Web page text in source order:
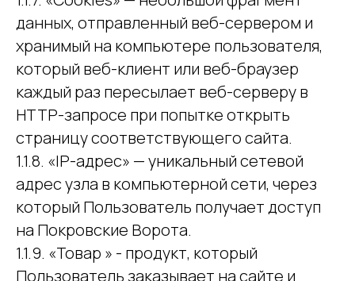
данных, отправленный веб-сервером и
хранимый на компьютере пользователя,
который веб-клиент или веб-браузер
каждый раз пересылает веб-серверу в
HTTP-запросе при попытке открыть
страницу соответствующего сайта.
1.1.8. «IP-адрес» — уникальный сетевой
адрес узла в компьютерной сети, через
который Пользователь получает доступ
на Покровские Ворота.
1.1.9. «Товар » - продукт, который
Пользователь заказывает на сайте и